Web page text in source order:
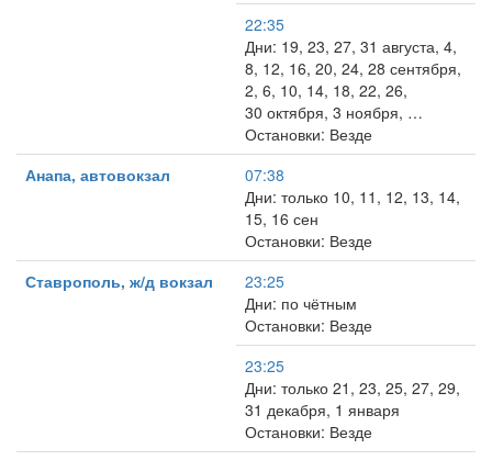
22:35
Дни: 19, 23, 27, 31 августа, 4,
8, 12, 16, 20, 24, 28 сентября,
2, 6, 10, 14, 18, 22, 26,
30 октября, 3 ноября, …
Остановки: Везде
Анапа, автовокзал
07:38
Дни: только 10, 11, 12, 13, 14,
15, 16 сен
Остановки: Везде
Ставрополь, ж/д вокзал
23:25
Дни: по чётным
Остановки: Везде
23:25
Дни: только 21, 23, 25, 27, 29,
31 декабря, 1 января
Остановки: Везде